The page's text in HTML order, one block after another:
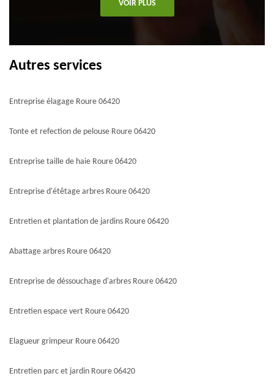
VOIR PLUS
Autres services
Entreprise élagage Roure 06420
Tonte et refection de pelouse Roure 06420
Entreprise taille de haie Roure 06420
Entreprise d'étêtage arbres Roure 06420
Entretien et plantation de jardins Roure 06420
Abattage arbres Roure 06420
Entreprise de déssouchage d'arbres Roure 06420
Entretien espace vert Roure 06420
Elagueur grimpeur Roure 06420
Entretien parc et jardin Roure 06420